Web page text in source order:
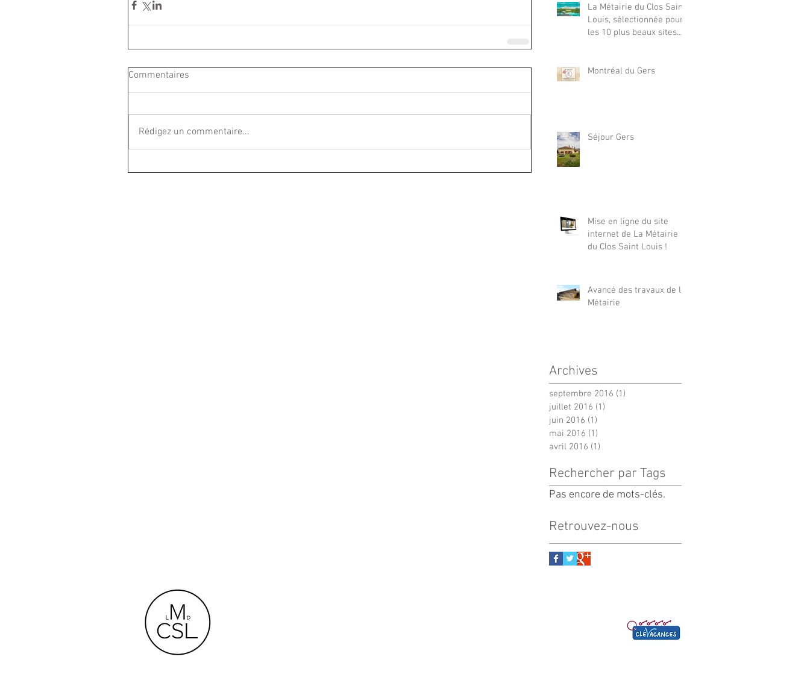
Commentaires
Rédigez un commentaire...
La Métairie du Clos Saint
Louis, sélectionnée pour
les 10 plus beaux sites
Montréal du Gers
Séjour Gers
Mise en ligne du site
internet de La Métairie
du Clos Saint Louis !
Avancé des travaux de la
Métairie
Archives
septembre 2016 (1)
juillet 2016 (1)
juin 2016 (1)
mai 2016 (1)
avril 2016 (1)
Rechercher par Tags
Pas encore de mots-clés.
Retrouvez-nous